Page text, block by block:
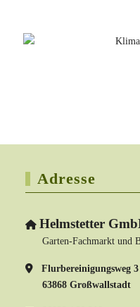
Adresse
Helmstetter
Garten-Fachmarkt und
Flurbereinigungsweg 3
63868 Großwallstadt